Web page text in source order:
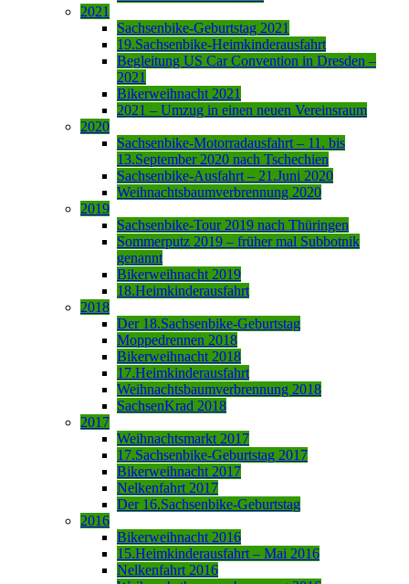
2021
Sachsenbike-Geburtstag 2021
19.Sachsenbike-Heimkinderausfahrt
Begleitung US Car Convention in Dresden –
2021
Bikerweihnacht 2021
2021 – Umzug in einen neuen Vereinsraum
2020
Sachsenbike-Motorradausfahrt – 11. bis
13.September 2020 nach Tschechien
Sachsenbike-Ausfahrt – 21.Juni 2020
Weihnachtsbaumverbrennung 2020
2019
Sachsenbike-Tour 2019 nach Thüringen
Sommerputz 2019 – früher mal Subbotnik
genannt
Bikerweihnacht 2019
18.Heimkinderausfahrt
2018
Der 18.Sachsenbike-Geburtstag
Moppedrennen 2018
Bikerweihnacht 2018
17.Heimkinderausfahrt
Weihnachtsbaumverbrennung 2018
SachsenKrad 2018
2017
Weihnachtsmarkt 2017
17.Sachsenbike-Geburtstag 2017
Bikerweihnacht 2017
Nelkenfahrt 2017
Der 16.Sachsenbike-Geburtstag
2016
Bikerweihnacht 2016
15.Heimkinderausfahrt – Mai 2016
Nelkenfahrt 2016